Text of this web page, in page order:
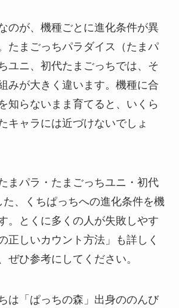
のが、機種ごとに進化条件が異
たまごっちパラダイス（たまパ
ユニ、初代たまごっちでは、そ
みが大きく違います。機種に合
知らないまま育てると、いくら
キャラには近づけないでしょ
まパラ・たまごっちユニ・初代
、くちぱっちへの進化条件を機
。とくに多くの人が失敗しやす
正しいカウント方法」も詳しく
ぜひ参考にしてください。
は「ぱっちの森」出身ののんび